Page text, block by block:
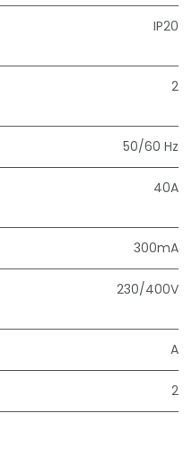
IP20
2
50/60 Hz
40A
300mA
230/400V
A
2